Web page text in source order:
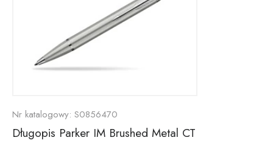
Nr katalogowy: S0856470
Długopis Parker IM Brushed Metal CT